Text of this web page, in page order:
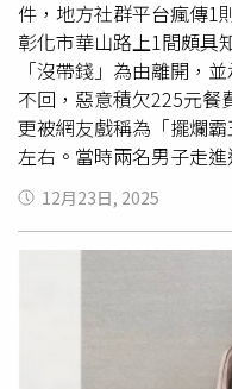
合計約佔26％；哺乳類
以赤腹松鼠、小型鼠類
節、眼鏡蛇、臭青公、
果，國道3號和國道1號
1、2名，而國3又因鄰近
導致路殺數量較多。以
最高（平均每年每公里
和國道1號（5.6 隻），
異。考量保育價值、用
因素，高公局優先選擇
善，統計白鼻心、臺灣
乳類的國道每公里路殺
設定逐年改善目標，調
涵、高架橋和跨越橋等
件，地方社群平台瘋傳1
彰化市華山路上1間頗具
「沒帶錢」為由離開，
不回，惡意積欠225元餐
更被網友戲稱為「擺爛
左右。當時兩名男子走
點了店內招牌的餛飩湯
例前往結帳，沒想到對
證會立刻回去拿錢再回
未多加阻攔，讓兩人先
發第5天，店家始終未等
己恐怕遭到蓄意欺騙。
餐點，已非單純疏忽而
12月23日, 2025